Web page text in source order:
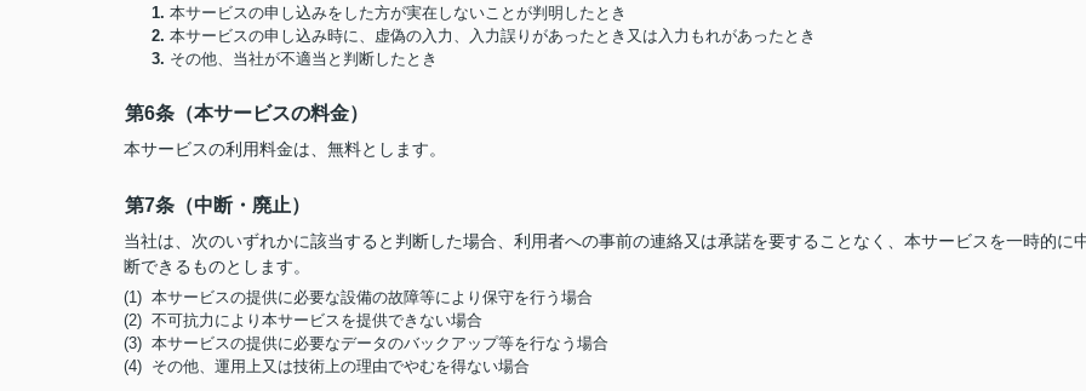
1. 本サービスの申し込みをした方が実在しないことが判明したとき
2. 本サービスの申し込み時に、虚偽の入力、入力誤りがあったとき又は入力もれがあったとき
3. その他、当社が不適当と判断したとき
第6条（本サービスの料金）
本サービスの利用料金は、無料とします。
第7条（中断・廃止）
当社は、次のいずれかに該当すると判断した場合、利用者への事前の連絡又は承諾を要することなく、本サービスを一時的に
断できるものとします。
(1) 本サービスの提供に必要な設備の故障等により保守を行う場合
(2) 不可抗力により本サービスを提供できない場合
(3) 本サービスの提供に必要なデータのバックアップ等を行なう場合
(4) その他、運用上又は技術上の理由でやむを得ない場合